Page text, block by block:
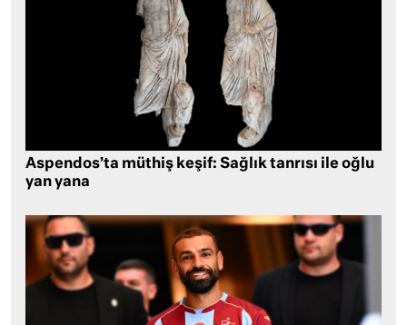
Aspendos’ta müthiş keşif: Sağlık tanrısı ile oğlu
yan yana